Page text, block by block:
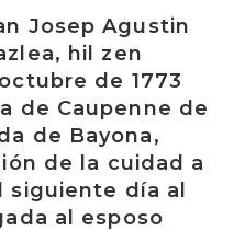
Josep Agustin
hil zen
de 1773
de Caupenne de
de Bayona,
de la cuidad a
siguiente día al
al esposo